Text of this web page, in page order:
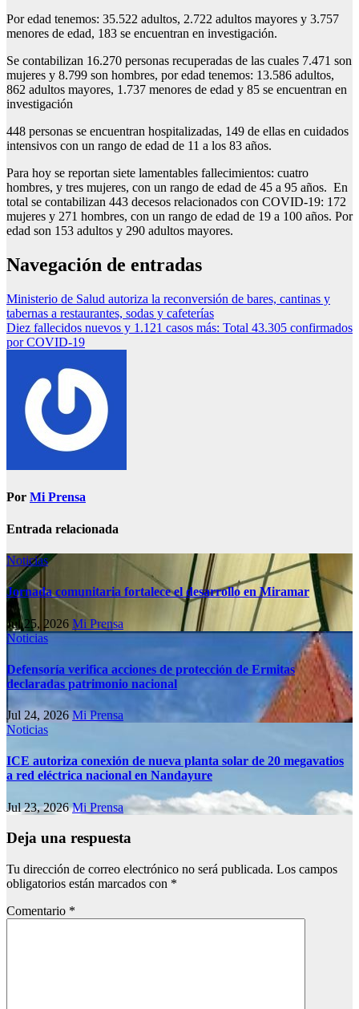
Por edad tenemos: 35.522 adultos, 2.722 adultos mayores y 3.757
menores de edad, 183 se encuentran en investigación.
Se contabilizan 16.270 personas recuperadas de las cuales 7.471 son
mujeres y 8.799 son hombres, por edad tenemos: 13.586 adultos,
862 adultos mayores, 1.737 menores de edad y 85 se encuentran en
investigación
448 personas se encuentran hospitalizadas, 149 de ellas en cuidados
intensivos con un rango de edad de 11 a los 83 años.
Para hoy se reportan siete lamentables fallecimientos: cuatro
hombres, y tres mujeres, con un rango de edad de 45 a 95 años. En
total se contabilizan 443 decesos relacionados con COVID-19: 172
mujeres y 271 hombres, con un rango de edad de 19 a 100 años. Por
edad son 153 adultos y 290 adultos mayores.
Navegación de entradas
Ministerio de Salud autoriza la reconversión de bares, cantinas y
tabernas a restaurantes, sodas y cafeterías
Diez fallecidos nuevos y 1.121 casos más: Total 43.305 confirmados
por COVID-19
Por Mi Prensa
Entrada relacionada
Noticias
Jornada comunitaria fortalece el desarrollo en Miramar
Jul 25, 2026 Mi Prensa
Noticias
Defensoría verifica acciones de protección de Ermitas
declaradas patrimonio nacional
Jul 24, 2026Mi Prensa
Noticias
ICE autoriza conexión de nueva planta solar de 20 megavatios
a red eléctrica nacional en Nandayure
Jul 23, 2026Mi Prensa
Deja una respuesta
Tu dirección de correo electrónico no será publicada. Los campos
obligatorios están marcados con *
Comentario *